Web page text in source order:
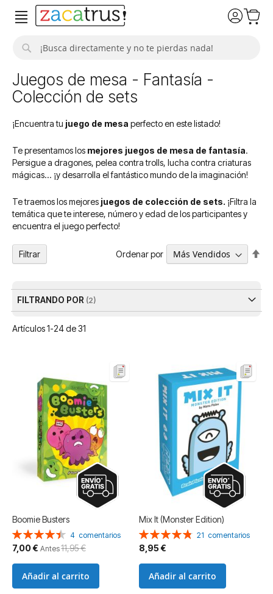
Juegos de mesa - Fantasía -
Colección de sets
¡Encuentra tu juego de mesa perfecto en este listado!
Te presentamos los mejores juegos de mesa de fantasía.
Persigue a dragones, pelea contra trolls, lucha contra criaturas
mágicas... ¡y desarrolla el fantástico mundo de la imaginación!
Te traemos los mejores juegos de colección de sets. ¡Filtra la
temática que te interese, número y edad de los participantes y
encuentra el juego perfecto!
Artículos1-24de31
Ordenar por
Boomie Busters
Valoración:
90%
4 comentarios
Precio
especial
7,00 € Antes11,95 €
Añadir al carrito
Mix It (Monster Edition)
Valoración:
96%
21 comentarios
8,95 €
Añadir al carrito
Filtrar
FILTRANDO POR